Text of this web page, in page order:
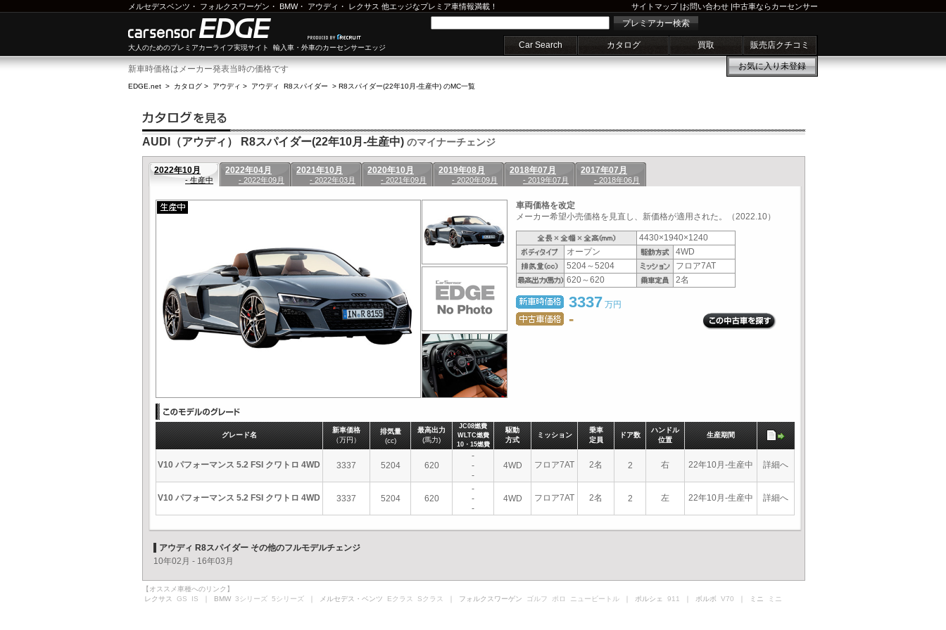
メルセデスベンツ ・ フォルクスワーゲン ・ BMW・ アウディ ・ レクサス 他エッジなプレミア車情報満載！ サイトマップ|お問い合わせ |中古車ならカーセンサー
大人のためのプレミアカーライフ実現サイト 輸入車・外車のカーセンサーエッジ
プレミアカー検索
Car Search カタログ 買取 販売店クチコミ
お気に入り未登録
新車時価格はメーカー発表当時の価格です
EDGE.net > カタログ > アウディ > アウディ R8スパイダー > R8スパイダー(22年10月-生産中) のMC一覧
AUDI（アウディ） R8スパイダー(22年10月-生産中) のマイナーチェンジ
2022年10月
- 生産中
2022年04月
- 2022年09月
2021年10月
- 2022年03月
2020年10月
- 2021年09月
2019年08月
- 2020年09月
2018年07月
- 2019年07月
2017年07月
- 2018年06月
車両価格を改定
メーカー希望小売価格を見直し、新価格が適用された。（2022.10）
4430×1940×1240
オープン
4WD
5204～5204
フロア7AT
620～620
2名
3337 万円
-
グレード名
新車価格
（万円）
排気量
(cc)
最高出力
(馬力)
JC08燃費
WLTC燃費
10・15燃費
駆動
方式
ミッション
乗車
定員
ドア数
ハンドル
位置
生産期間
V10 パフォーマンス 5.2 FSI クワトロ 4WD 3337 5204 620
-
-
-
4WD フロア7AT 2名 2 右 22年10月-生産中 詳細へ
V10 パフォーマンス 5.2 FSI クワトロ 4WD 3337 5204 620
-
-
-
4WD フロア7AT 2名 2 左 22年10月-生産中 詳細へ
アウディ R8スパイダー その他のフルモデルチェンジ
10年02月 - 16年03月
【オススメ車種へのリンク】
レクサス GS IS ｜ BMW 3シリーズ 5シリーズ ｜ メルセデス・ベンツ Eクラス Sクラス ｜ フォルクスワーゲン ゴルフ ポロ ニュービートル ｜ ポルシェ 911 ｜ ボルボ V70 ｜ ミニ ミニ